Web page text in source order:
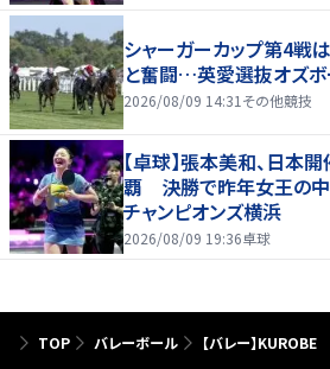
シャーガーカップ第4戦
と奮闘…英愛選抜オズ
2026/08/09 14:31 その他競技
【卓球】張本美和、日本
覇 決勝で昨年女王の中
チャンピオンズ横浜
2026/08/09 19:36卓球
TOP バレーボール 【バレー】